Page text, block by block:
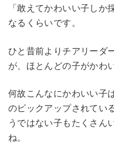
「敢えてかわいい子しか
なるくらいです。
ひと昔前よりチアリーダ
が、ほとんどの子がかわ
何故こんなにかわいい子
のピックアップされてい
うではない子もたくさん
ね。